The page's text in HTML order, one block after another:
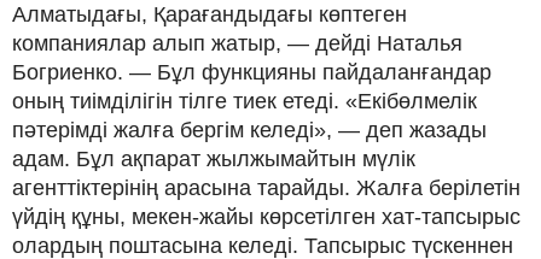
Алматыдағы, Қарағандыдағы көптеген
компаниялар алып жатыр, — дейді Наталья
Богриенко. — Бұл функцияны пайдаланғандар
оның тиімділігін тілге тиек етеді. «Екібөлмелік
пәтерімді жалға бергім келеді», — деп жазады
адам. Бұл ақпарат жылжымайтын мүлік
агенттіктерінің арасына тарайды. Жалға берілетін
үйдің құны, мекен-жайы көрсетілген хат-тапсырыс
олардың поштасына келеді. Тапсырыс түскеннен